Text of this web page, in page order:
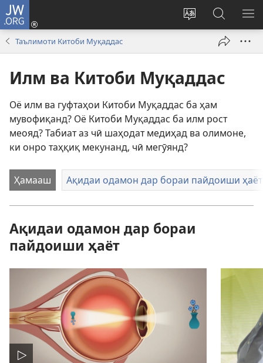
JW.ORG
Иваз
кардани
забони
Даромадан
(дар
мешавад)
Ҷустуҷӯ
дар
сайти
Таълимоти Китоби Муқаддас
Илм ва Китоби Муқаддас
Оё илм ва гуфтаҳои Китоби Муқаддас ба ҳам
мувофиқанд? Оё Китоби Муқаддас ба илм рост
меояд? Табиат аз чӣ шаҳодат медиҳад ва олимоне,
ки онро таҳқиқ мекунанд, чӣ мегӯянд?
Ҳамааш Ақидаи одамон дар бораи пайдоиши ҳаёт
Ақидаи одамон дар бораи
пайдоиши ҳаёт